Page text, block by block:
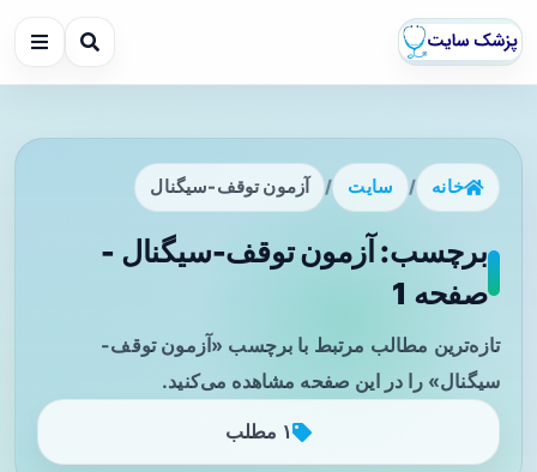
خانه / سایت / آزمون توقف-سیگنال
برچسب: آزمون توقف-سیگنال -
صفحه 1
تازه‌ترین مطالب مرتبط با برچسب «آزمون توقف-
سیگنال» را در این صفحه مشاهده می‌کنید.
۱ مطلب